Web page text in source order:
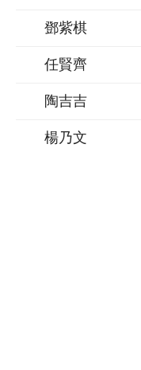
鄧紫棋
任賢齊
陶吉吉
楊乃文